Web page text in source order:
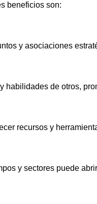
beneficios son:
y asociaciones
habilidades de otros,
recursos y
y sectores puede